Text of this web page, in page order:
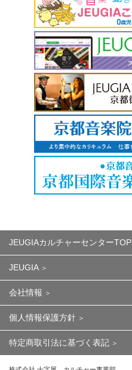
JEUGIAカルチャーセンターTOP
JEUGIA
会社情報
個人情報保護方針
特定商取引法に基づく表記